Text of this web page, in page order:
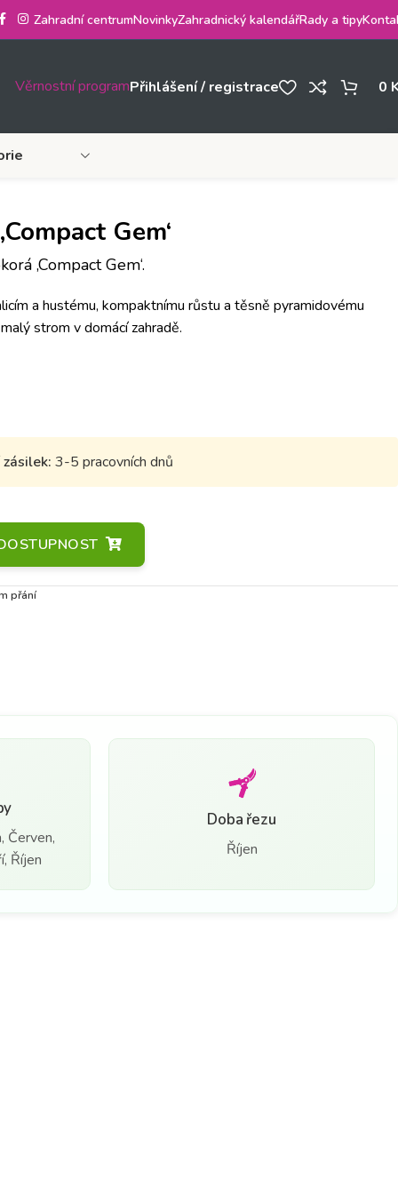
Zahradní centrumNovinkyZahradnický kalendářRady a tipy
Věrnostní programPřihlášení / registrace 0
Gem‘
‚Compact Gem‘.
a hustému, kompaktnímu růstu a těsně pyramidovému
strom v domácí zahradě.
3-5 pracovních dnů
přání
Červen,
Říjen
Doba řezu
Říjen